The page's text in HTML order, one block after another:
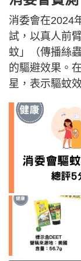
消委會在2024
試，以真人前
蚊」（傳播絲
的驅避效果。
星，表示驅蚊